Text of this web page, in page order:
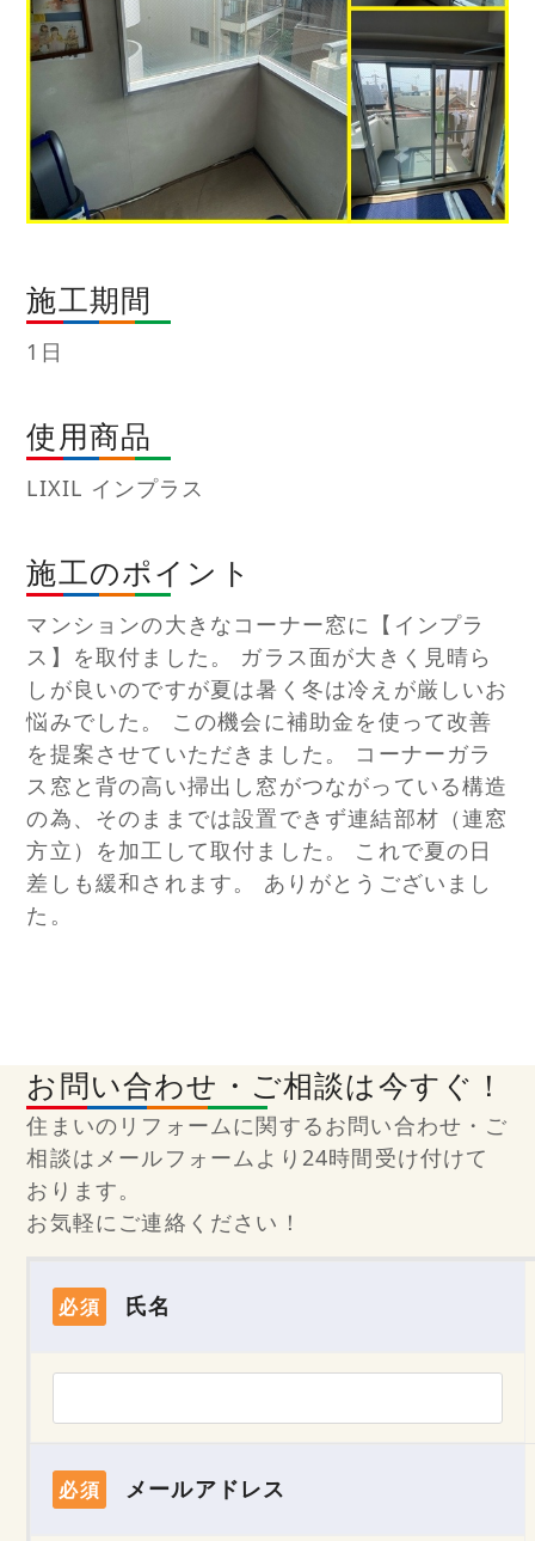
施工期間
1日
使用商品
LIXIL インプラス
施工のポイント
マンションの大きなコーナー窓に【インプラ
ス】を取付ました。 ガラス面が大きく見晴ら
しが良いのですが夏は暑く冬は冷えが厳しいお
悩みでした。 この機会に補助金を使って改善
を提案させていただきました。 コーナーガラ
ス窓と背の高い掃出し窓がつながっている構造
の為、そのままでは設置できず連結部材（連窓
方立）を加工して取付ました。 これで夏の日
差しも緩和されます。 ありがとうございまし
た。
お問い合わせ・ご相談は今すぐ！
住まいのリフォームに関するお問い合わせ・ご
相談はメールフォームより24時間受け付けて
おります。
お気軽にご連絡ください！
必須 氏名
必須 メールアドレス